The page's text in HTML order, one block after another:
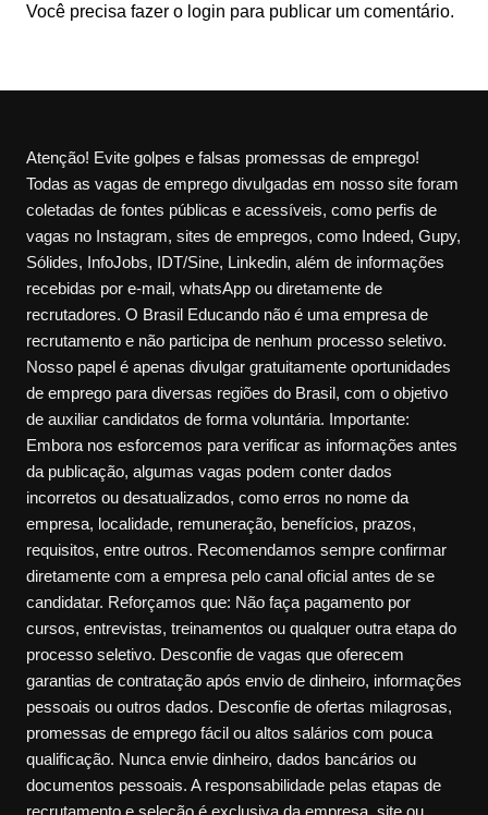
Você precisa fazer o login para publicar um comentário.
Atenção! Evite golpes e falsas promessas de emprego!
Todas as vagas de emprego divulgadas em nosso site foram
coletadas de fontes públicas e acessíveis, como perfis de
vagas no Instagram, sites de empregos, como Indeed, Gupy,
Sólides, InfoJobs, IDT/Sine, Linkedin, além de informações
recebidas por e-mail, whatsApp ou diretamente de
recrutadores. O Brasil Educando não é uma empresa de
recrutamento e não participa de nenhum processo seletivo.
Nosso papel é apenas divulgar gratuitamente oportunidades
de emprego para diversas regiões do Brasil, com o objetivo
de auxiliar candidatos de forma voluntária. Importante:
Embora nos esforcemos para verificar as informações antes
da publicação, algumas vagas podem conter dados
incorretos ou desatualizados, como erros no nome da
empresa, localidade, remuneração, benefícios, prazos,
requisitos, entre outros. Recomendamos sempre confirmar
diretamente com a empresa pelo canal oficial antes de se
candidatar. Reforçamos que: Não faça pagamento por
cursos, entrevistas, treinamentos ou qualquer outra etapa do
processo seletivo. Desconfie de vagas que oferecem
garantias de contratação após envio de dinheiro, informações
pessoais ou outros dados. Desconfie de ofertas milagrosas,
promessas de emprego fácil ou altos salários com pouca
qualificação. Nunca envie dinheiro, dados bancários ou
documentos pessoais. A responsabilidade pelas etapas de
recrutamento e seleção é exclusiva da empresa, site ou